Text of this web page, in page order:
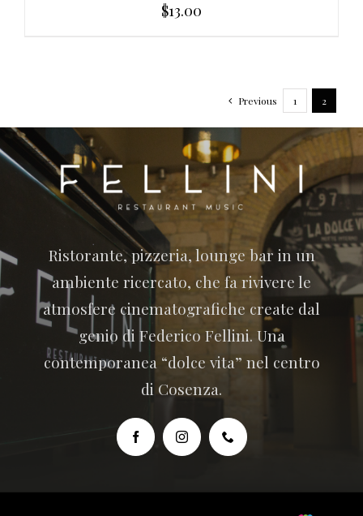
$13.00
Previous 1 2
Ristorante, pizzeria, lounge bar in un
ambiente ricercato, che fa rivivere le
atmosfere cinematografiche create dal
genio di Federico Fellini. Una
contemporanea “dolce vita” nel centro
di Cosenza.